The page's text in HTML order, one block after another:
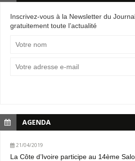
Inscrivez-vous à la Newsletter du
gratuitement toute l’actualité
AGENDA
21/04/2019
La Côte d’Ivoire participe au 14ème